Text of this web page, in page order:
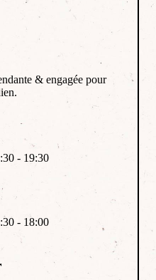
& engagée pour
- 19:30
- 18:00